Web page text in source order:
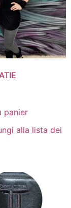
panier
alla lista dei